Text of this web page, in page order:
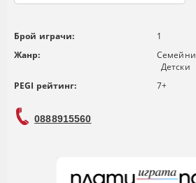
Брой играчи:
1
Жанр:
Семейни
Детски
PEGI рейтинг:
7+
0888915560